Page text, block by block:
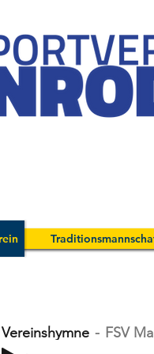
Vereinshymne FSV